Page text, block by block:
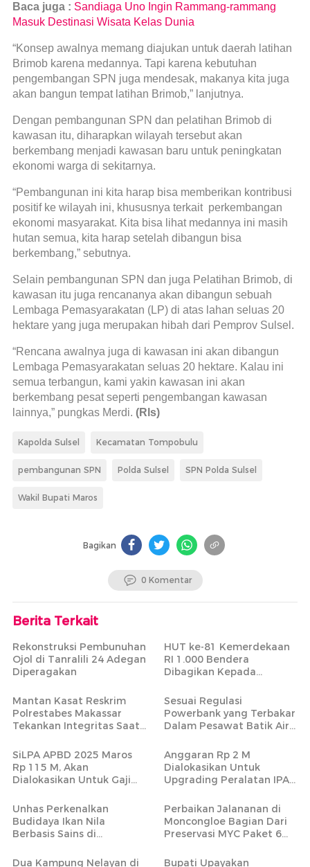
Baca juga : Sandiaga Uno Ingin Rammang-rammang
Masuk Destinasi Wisata Kelas Dunia
“Konsep awalnya memang diajukan untuk daerah latihan
Brimob karena medannya. Tapi karena kebutuhan
pengembangan SPN juga mendesak, makanya kita juga
akan bangun tempat latihan Brimob,” lanjutnya.
Dengan pembangunan SPN dan pelatihan Brimob di
kawasan itu, diharapkan wilayah tersebut akan
berkembang menjadi kawasan baru untuk peningkatan
ekonomi warga di sekitarnya.
“Pembangunan ini kita harap bisa memberikan kontribusi
positif ke wilayah ini, khususnya terkait perkembangan
ekonomi masyarakat. Kita bisa lihat medannya ini masih
hutan semua, kita harap setelah dibangun bisa
berkembang,” sebutnya.
Selain pembangunan SPN dan juga Pelatihan Brimob, di
kawasan itu juga rencananya akan dibangun sebuah
Lembaga Pemasyarakatan (LP) di atas lahan seluas 20
hektare yang juga merupakan hibah dari Pemprov Sulsel.
“Rencana awalnya juga di kawasan ini akan dibangun
Lembaga Pemasyarakatan seluas 20 hektare. Kalau ini
semua terbangun, kami yakin kawasan ini akan
berkembang pesat seperti pengembangan kawasan
lainnya,” pungkas Merdi. (Rls)
Kapolda Sulsel Kecamatan Tompobulu
pembangunan SPN Polda Sulsel SPN Polda Sulsel
Wakil Bupati Maros
Bagikan
0 Komentar
Berita Terkait
Rekonstruksi Pembunuhan
Ojol di Tanralili 24 Adegan
Diperagakan
HUT ke-81 Kemerdekaan
RI 1.000 Bendera
Dibagikan Kepada
Mantan Kasat Reskrim
Polrestabes Makassar
Tekankan Integritas Saat
Mapolres Maros
Sesuai Regulasi
Powerbank yang Terbakar
Dalam Pesawat Batik Air
Bisa Dibawa
SiLPA APBD 2025 Maros
Rp 115 M, Akan
Dialokasikan Untuk Gaji
Anggaran Rp 2 M
Dialokasikan Untuk
Upgrading Peralatan IPA
Unhas Perkenalkan
Budidaya Ikan Nila
Berbasis Sains di
Perbaikan Jalananan di
Moncongloe Bagian Dari
Preservasi MYC Paket 6
Jalan Strategis
Dua Kampung Nelayan di Bupati Upayakan